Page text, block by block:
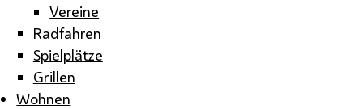
Vereine
Radfahren
Spielplätze
Grillen
Wohnen